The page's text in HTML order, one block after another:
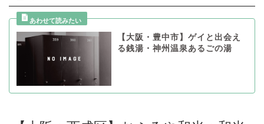
【大阪・豊中市】ゲイと出会え
る銭湯・神州温泉あるごの湯